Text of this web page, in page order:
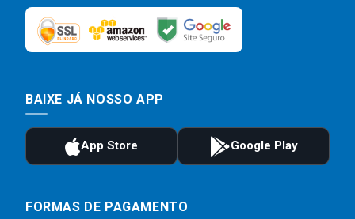
BAIXE JÁ NOSSO APP
FORMAS DE PAGAMENTO